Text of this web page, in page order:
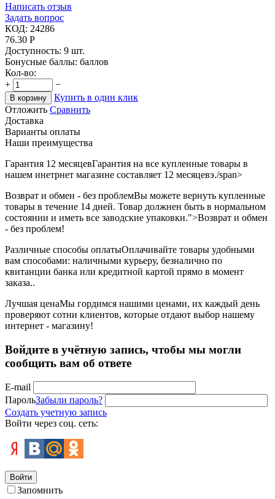
Написать отзыв
Задать вопрос
КОД: 24286
76.30 Р
Доступность: 9 шт.
Бонусные баллы: баллов
Кол-во:
+
−
В корзину
Купить в один клик
Отложить Сравнить
Доставка
Варианты оплаты
Наши преимущества
Гарантия 12 месяцевГарантия на все купленные товары в
нашем инетрнет магазине составляет 12 месяцевэ./span>
Возврат и обмен - без проблемВы можете вернуть купленные
товары в течение 14 дней. Товар должнен быть в нормальном
состоянии и иметь все заводские упаковки.">Возврат и обмен
- без проблем!
Различные способы оплатыОплачивайте товары удобными
вам способами: наличными курьеру, безналично по
квитанции банка или кредитной картой прямо в момент
заказа..
Лучшая ценаМы гордимся нашими ценами, их каждый день
проверяют сотни клиентов, которые отдают выбор нашему
интернет - магазину!
Войдите в учётную запись, чтобы мы могли
сообщить вам об ответе
E-mail
ПарольЗабыли пароль?
Создать учетную запись
Войти через соц. сеть:
Войти
Запомнить